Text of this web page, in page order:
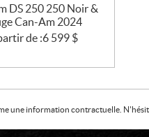
DS 250 250 Noir &
Can-Am 2024
de :6 599 $
une information contractuelle.